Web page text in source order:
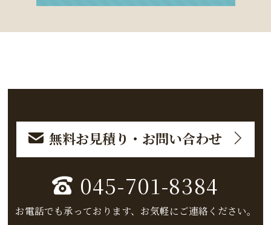
無料お見積り・お問い合わせ
045-701-8384
お電話でも承っております、お気軽にご連絡ください。